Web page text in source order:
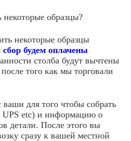
образцы?
некоторые образцы
будем оплачены
столба будут вычтены
того как мы торговали
для того чтобы собрать
UPS etc) и информацию о
детали. После этого вы
сразу к вашей местной